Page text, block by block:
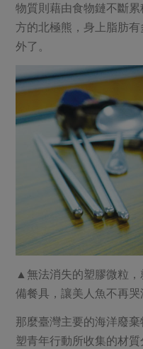
物質則藉由食物鏈不斷
方的北極熊，身上脂肪
外了。
▲無法消失的塑膠微粒，
備餐具，讓美人魚不再哭
那麼臺灣主要的海洋廢
塑青年行動所收集的材